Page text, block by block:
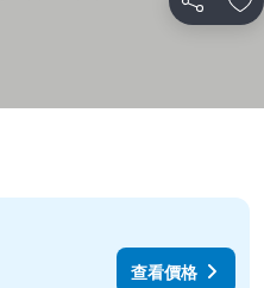
分享 加
格
價格
查看價格